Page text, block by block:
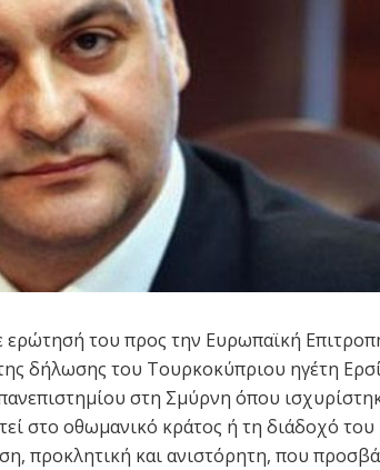
του προς την Ευρωπαϊκή
δήλωσης του Τουρκοκύπριου ηγέτη
στη Σμύρνη όπου
στο οθωμανικό κράτος ή τη διάδοχό του
προκλητική και ανιστόρητη, που